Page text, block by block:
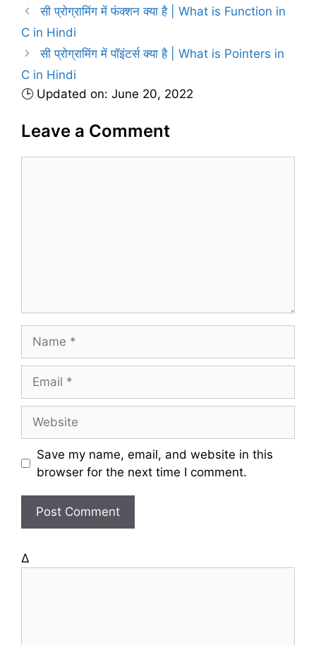
r
i
e
s
सी प्रोग्रामिंग में फंक्शन क्या है | What is Function in
C in Hindi
सी प्रोग्रामिंग में पॉइंटर्स क्या है | What is Pointers in
C in Hindi
🕒 Updated on: June 20, 2022
Leave a Comment
m
a
l
s
Save my name, email, and website in this
browser for the next time I comment.
Δ